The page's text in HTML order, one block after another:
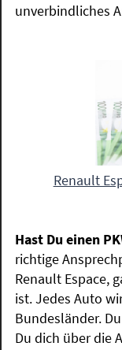
unverbindliches
Renault
Hast Du einen
richtige
Renault Espace,
ist. Jedes Auto
Bundesländer. Du
Du dich über die